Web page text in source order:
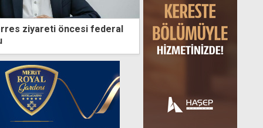
ziyareti öncesi federal